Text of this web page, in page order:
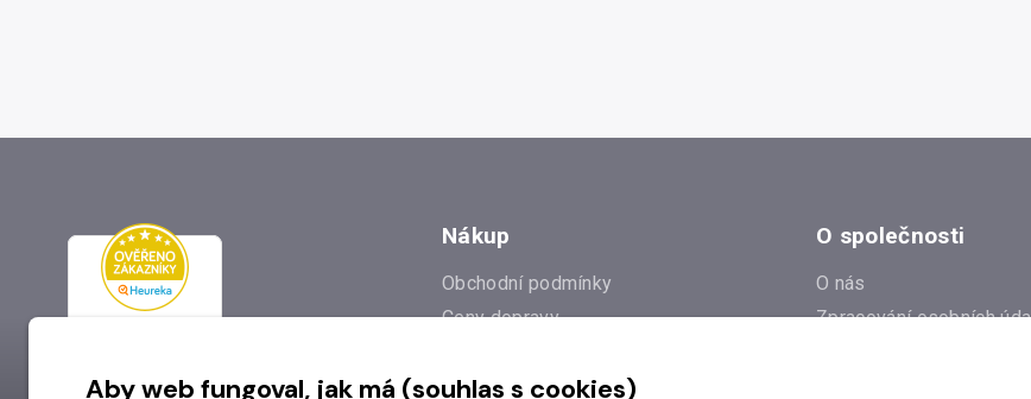
Nákup
Obchodní podmínky
Ceny dopravy
Prodejna
O společnosti
O nás
Zpracování osobních
Aby web fungoval, jak má (souhlas s cookies)